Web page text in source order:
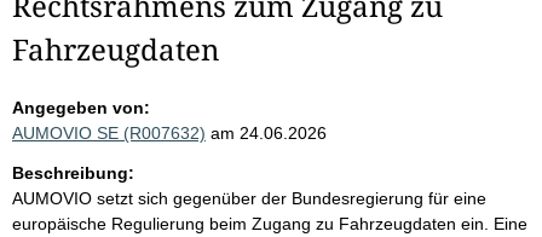
Fahrzeugdaten
Angegeben von:
AUMOVIO SE (R007632) am 24.06.2026
Beschreibung:
AUMOVIO setzt sich gegenüber der Bundesregierung für eine
europäische Regulierung beim Zugang zu Fahrzeugdaten ein. Eine